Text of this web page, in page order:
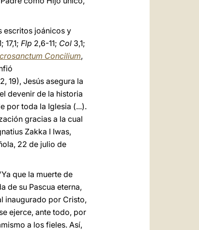
escritos joánicos y
17,1; Flp 2,6-11; Col 3,1;
Concilium,
19), Jesús asegura la
devenir de la historia
por toda la Iglesia (...).
gracias a la cual
Zakka I Iwas,
22 de julio de
que la muerte de
de su Pascua eterna,
inaugurado por Cristo,
ejerce, ante todo, por
a los fieles. Así,